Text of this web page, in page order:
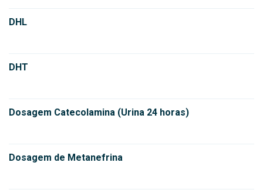
DHL
DHT
Dosagem Catecolamina (Urina 24 horas)
Dosagem de Metanefrina